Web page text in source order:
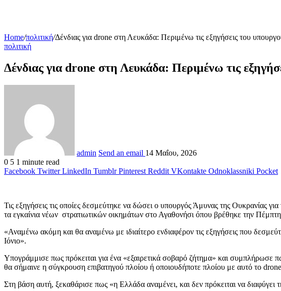
Home/πολιτική/Δένδιας για drone στη Λευκάδα: Περιμένω τις εξηγήσεις του
πολιτική
Δένδιας για drone στη Λευκάδα: Περιμένω τις
admin Send an email 14 Μαΐου, 2026
0 5 1 minute read
Facebook Twitter LinkedIn Tumblr Pinterest Reddit VKontakte Odnoklassniki Pocket
Τις εξηγήσεις τις οποίες δεσμεύτηκε να δώσει ο υπουργός Άμυνας της Ουκρανίας
τα εγκαίνια νέων στρατιωτικών οικημάτων στο Αγαθονήσι όπου βρέθηκε την
«Αναμένω ακόμη και θα αναμένω με ιδιαίτερο ενδιαφέρον τις εξηγήσεις που
Ιόνιο».
Υπογράμμισε πως πρόκειται για ένα «εξαιρετικά σοβαρό ζήτημα» και συμπλήρωσε
θα σήμαινε η σύγκρουση επιβατηγού πλοίου ή οποιουδήποτε πλοίου με αυτό το
Στη βάση αυτή, ξεκαθάρισε πως «η Ελλάδα αναμένει, και δεν πρόκειται να διαφύγει